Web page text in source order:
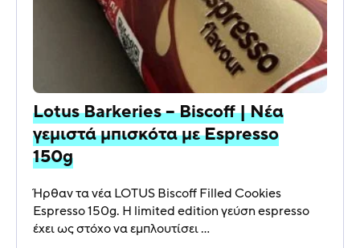
Lotus Barkeries – Biscoff | Νέα
γεμιστά μπισκότα με Espresso
150g
Ήρθαν τα νέα LOTUS Biscoff Filled Cookies
Espresso 150g. Η limited edition γεύση espresso
έχει ως στόχο να εμπλουτίσει ...